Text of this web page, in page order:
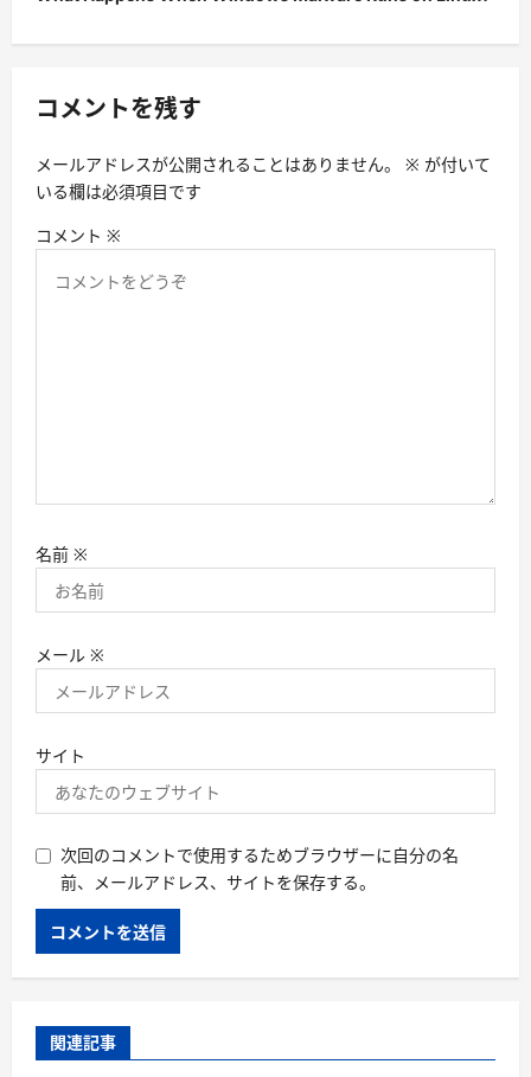
ー
ョ
コメントを残す
メールアドレスが公開されることはありません。 ※ が付いて
いる欄は必須項目です
コメント ※
名前 ※
メール ※
サイト
次回のコメントで使用するためブラウザーに自分の名
前、メールアドレス、サイトを保存する。
関連記事